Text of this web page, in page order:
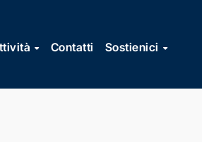
Contatti Sostienici